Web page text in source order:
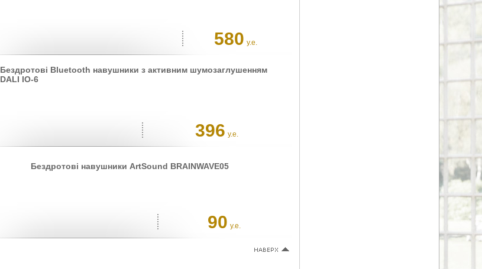
580 у.е.
Бездротові Bluetooth навушники з активним шумозаглушенням
DALI IO-6
396 у.е.
Бездротові навушники ArtSound BRAINWAVE05
90 у.е.